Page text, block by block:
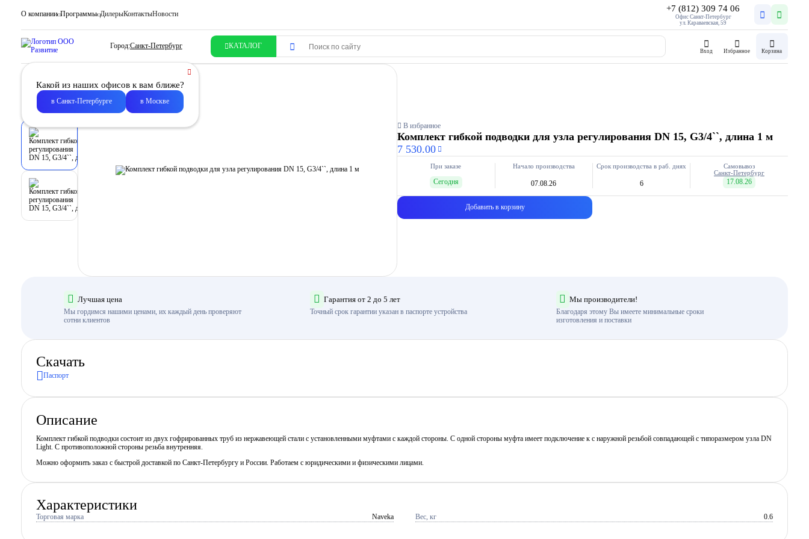
О компании Программы ДилерыКонтактыНовости
+7 (812) 309 74 06
Офис Санкт-Петербург
ул. Караваевская, 59
Город:Санкт-Петербург КАТАЛОГ
Вход Избранное Корзина
Какой из наших офисов к вам ближе?
в Санкт-Петербурге в Москве
В избранное
Комплект гибкой подводки для узла регулирования DN 15, G3/4``, длина 1 м
7 530.00
При заказе
Сегодня
Начало производства
07.08.26
Срок производства в раб. днях
6
Самовывоз
Санкт-Петербург
17.08.26
Добавить в корзину
Лучшая цена
Мы гордимся нашими ценами, их каждый день проверяют
сотни клиентов
Гарантия от 2 до 5 лет
Точный срок гарантии указан в паспорте устройства
Мы производители!
Благодаря этому Вы имеете минимальные сроки
изготовления и поставки
Скачать
Паспорт
Описание
Комплект гибкой подводки состоит из двух гофрированных труб из нержавеющей стали с установленными муфтами с каждой стороны. С одной стороны муфта имеет подключение к с наружной резьбой совпадающей с типоразмером узла DN
Light. С противоположной стороны резьба внутренняя.
Можно оформить заказ с быстрой доставкой по Санкт-Петербургу и России. Работаем с юридическими и физическими лицами.
Характеристики
Торговая марка Naveka Вес, кг 0.6